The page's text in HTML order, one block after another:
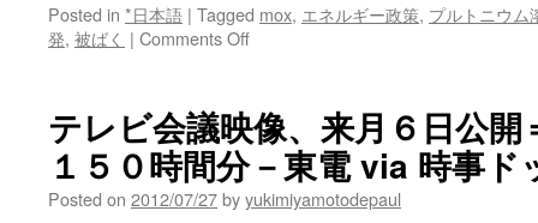
Posted in *日本語 | Tagged mox, エネルギー政策, プルトニウム
発, 被ばく | Comments Offon
力
機
高
テレビ会議映像、来月６日公
１５０時間分－東電 via 時事
Posted on 2012/07/27byyukimiyamotodepaul